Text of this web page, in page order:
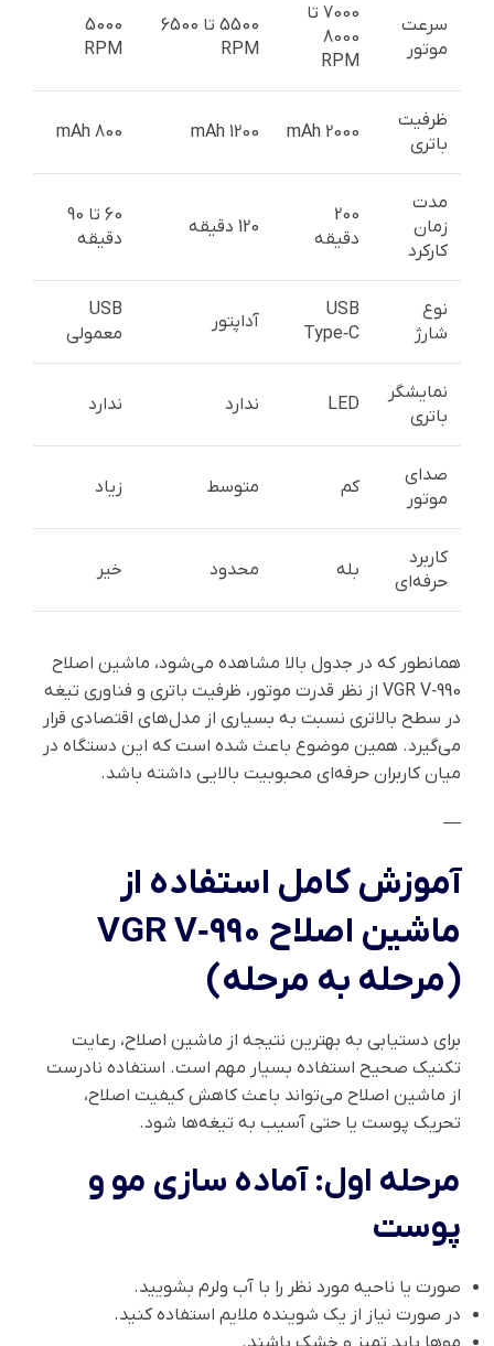
سرعت
موتور
7000 تا
8000
RPM
5500 تا 6500
RPM
5000
RPM
ظرفیت
باتری
2000 mAh
1200 mAh
800 mAh
مدت
زمان
کارکرد
200
دقیقه
120 دقیقه
60 تا 90
دقیقه
نوع
شارژ
USB
Type‑C
آداپتور
USB
معمولی
نمایشگر
باتری
LED ندارد ندارد
صدای
موتور
کم متوسط زیاد
کاربرد
حرفه‌ای
بله محدود خیر
همانطور که در جدول بالا مشاهده می‌شود، ماشین اصلاح
VGR V‑990 از نظر قدرت موتور، ظرفیت باتری و فناوری تیغه
در سطح بالاتری نسبت به بسیاری از مدل‌های اقتصادی قرار
می‌گیرد. همین موضوع باعث شده است که این دستگاه در
میان کاربران حرفه‌ای محبوبیت بالایی داشته باشد.
—
آموزش کامل استفاده از
ماشین اصلاح VGR V‑990
(مرحله به مرحله)
برای دستیابی به بهترین نتیجه از ماشین اصلاح، رعایت
تکنیک صحیح استفاده بسیار مهم است. استفاده نادرست
از ماشین اصلاح می‌تواند باعث کاهش کیفیت اصلاح،
تحریک پوست یا حتی آسیب به تیغه‌ها شود.
مرحله اول: آماده سازی مو و
پوست
صورت یا ناحیه مورد نظر را با آب ولرم بشویید.
در صورت نیاز از یک شوینده ملایم استفاده کنید.